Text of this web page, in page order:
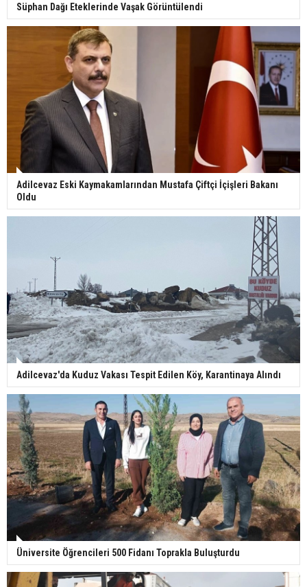
Süphan Dağı Eteklerinde Vaşak Görüntülendi
Adilcevaz Eski Kaymakamlarından Mustafa Çiftçi İçişleri Bakanı
Oldu
Adilcevaz'da Kuduz Vakası Tespit Edilen Köy, Karantinaya Alındı
Üniversite Öğrencileri 500 Fidanı Toprakla Buluşturdu